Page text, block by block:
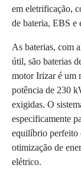
em eletrificação,
de bateria, EBS e
As baterias, com
útil, são baterias
motor Irizar é um
potência de 230
exigidas. O
especificamente
equilíbrio perfeito
otimização de
elétrico.